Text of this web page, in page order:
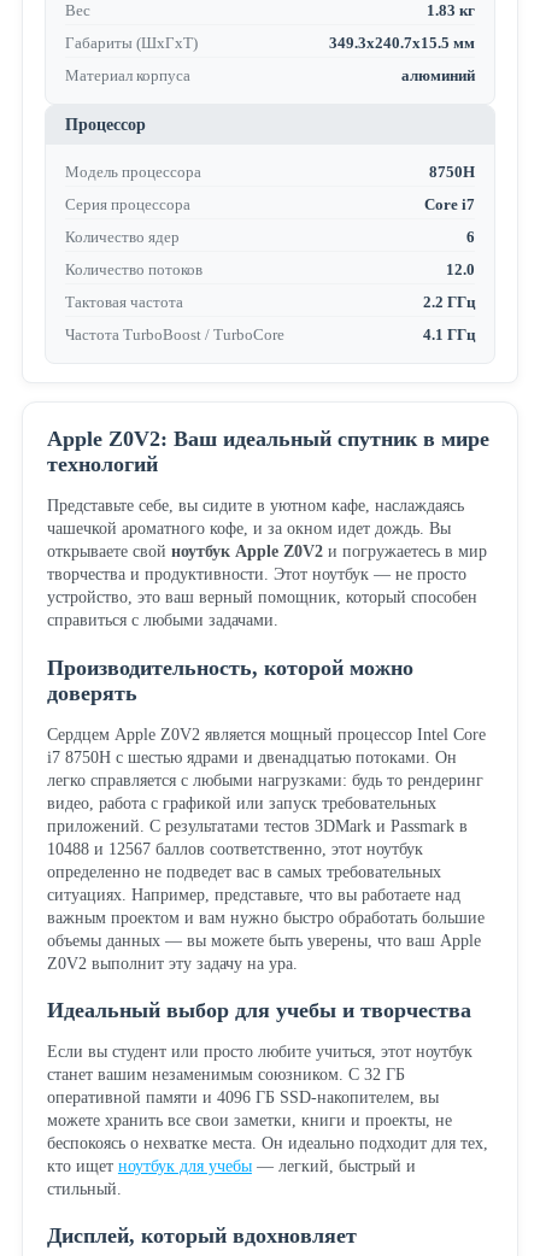
Вес
1.83 кг
Габариты (ШхГхТ)
349.3x240.7x15.5 мм
Материал корпуса
алюминий
Процессор
Модель процессора
8750H
Серия процессора
Core i7
Количество ядер
6
Количество потоков
12.0
Тактовая частота
2.2 ГГц
Частота TurboBoost / TurboCore
4.1 ГГц
Apple Z0V2: Ваш идеальный спутник в мире
технологий
Представьте себе, вы сидите в уютном кафе, наслаждаясь
чашечкой ароматного кофе, и за окном идет дождь. Вы
открываете свой ноутбук Apple Z0V2и погружаетесь в мир
творчества и продуктивности. Этот ноутбук — не просто
устройство, это ваш верный помощник, который способен
справиться с любыми задачами.
Производительность, которой можно
доверять
Сердцем Apple Z0V2 является мощный процессор Intel Core
i7 8750H с шестью ядрами и двенадцатью потоками. Он
легко справляется с любыми нагрузками: будь то рендеринг
видео, работа с графикой или запуск требовательных
приложений. С результатами тестов 3DMark и Passmark в
10488 и 12567 баллов соответственно, этот ноутбук
определенно не подведет вас в самых требовательных
ситуациях. Например, представьте, что вы работаете над
важным проектом и вам нужно быстро обработать большие
объемы данных — вы можете быть уверены, что ваш Apple
Z0V2 выполнит эту задачу на ура.
Идеальный выбор для учебы и творчества
Если вы студент или просто любите учиться, этот ноутбук
станет вашим незаменимым союзником. С 32 ГБ
оперативной памяти и 4096 ГБ SSD-накопителем, вы
можете хранить все свои заметки, книги и проекты, не
беспокоясь о нехватке места. Он идеально подходит для тех,
кто ищет ноутбук для учебы— легкий, быстрый и
стильный.
Дисплей, который вдохновляет